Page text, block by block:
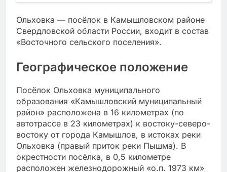
Ольховка — посёлок в Камышловском районе
Свердловской области России, входит в состав
«Восточного сельского поселения».
Географическое положение
Посёлок Ольховка муниципального
образования «Камышловский муниципальный
район» расположена в 16 километрах (по
автотрассе в 23 километрах) к востоку-северо-
востоку от города Камышлов, в истоках реки
Ольховка (правый приток реки Пышма). В
окрестности посёлка, в 0,5 километре
расположен железнодорожный «о.п. 1973 км»